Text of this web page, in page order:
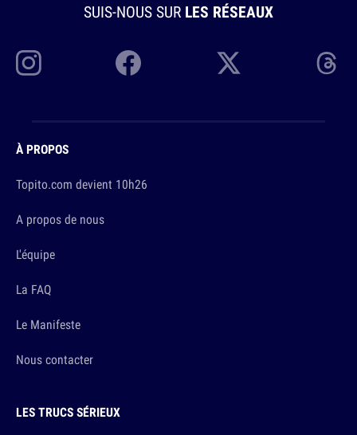
SUIS-NOUS SUR LES RÉSEAUX
À PROPOS
Topito.com devient 10h26
A propos de nous
L'équipe
La FAQ
Le Manifeste
Nous contacter
LES TRUCS SÉRIEUX